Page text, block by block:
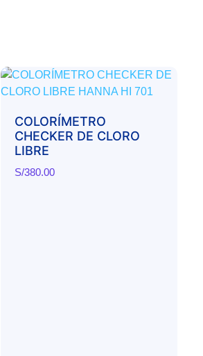
COLORÍMETRO
CHECKER DE CLORO
LIBRE
S/380.00